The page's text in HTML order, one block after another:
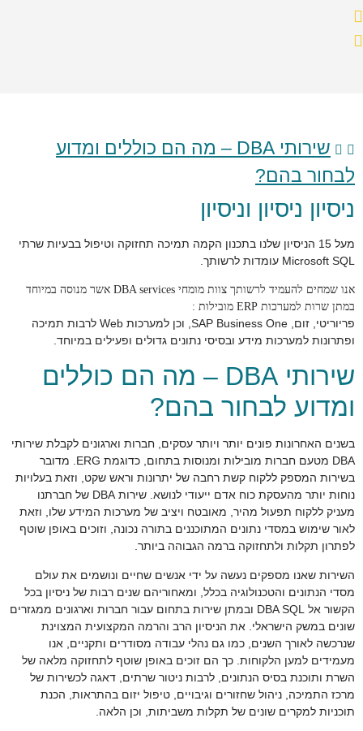
שירותי DBA – מה הם כוללים ומדוע
לבחור בהם?
ניסיון ניסיון וניסיון
מעל 15 הניסיון שלנו בתכנון הקמה תמיכה תחזוקה וטיפול בבעיות שרתי
Microsoft SQL עומדות לרשותך.
אנו שמחים להעמיד לרשותך צוות מומחי DBA services אשר מנוסה במיוחד
במתן שרות למערכות ERP מובילות :
פריוריטי, זום, SAP Business One, וכן למערכות Web לרבות תמיכה
ופתרונות למערכות מידע ובסיסי נתונים גדולים ופעילים במיוחד.
שירותי DBA – מה הם כוללים
ומדוע לבחור בהם?
בשנים האחרונות פונים יותר ויותר עסקים, חברות וארגונים לקבלת שירותי
DBA מטעם חברות מובילות ומנוסות בתחום, כדוגמת ERG. מדובר
בשירות המספק ללקוח קשת רחבה של יתרונות וראש שקט, וזאת בעלויות
נוחות יותר מהעסקת כוח אדם ייעודי לנושא. שירות DBA של חברתנו
מעניק ללקוח תפעול מהיר, מאובטח ויציב של מערכות המידע שלו, וזאת
לאור שימוש במסדי נתונים המתוכננים בתורה נכונה, וזוכים באופן שוטף
לפתרון תקלות ולתחזוקה ברמה הגבוהה ביותר.
השירות שאנו מספקים נעשה על ידי אנשים שחיים ונושמים את עולם
מסדי הנתונים והטכנולוגיה בכלל, ומאחוריהם שנים רבות של ניסיון בכל
הקשור אל DBA SQL ובמתן שירות בתחום עבור חברות וארגונים ממגזרים
שונים במשק הישראלי. את הניסיון הרב והרמה המקצועית המצוינת
שנרכשה לאורך השנים, כמו גם נהלי עבודה מסודרים ותקניים, אנו
מעמידים למען הלקוחות. כך הם זוכים באופן שוטף לתחזוקה מלאה של
השרת ותוכנת בסיס הנתונים, לרבות ניטור שרתים, דאגה לכשירות של
מרכז התמיכה, ניהול שחזורים וגיבויים, טיפול יזום בהתראות, הכנת
תוכניות למקרים שונים של תקלות משביתות, וכן הלאה.